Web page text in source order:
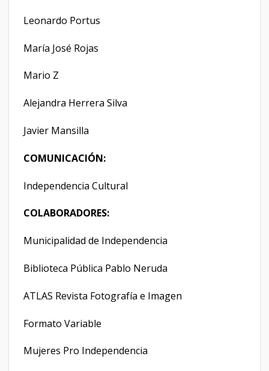
Leonardo Portus
María José Rojas
Mario Z
Alejandra Herrera Silva
Javier Mansilla
COMUNICACIÓN:
Independencia Cultural
COLABORADORES:
Municipalidad de Independencia
Biblioteca Pública Pablo Neruda
ATLAS Revista Fotografía e Imagen
Formato Variable
Mujeres Pro Independencia